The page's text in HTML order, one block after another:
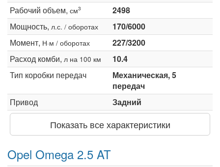
Рабочий объем, см3
2498
Мощность, л.с. / оборотах
170/6000
Момент, Н·м / оборотах
227/3200
Расход комби, л на 100 км
10.4
Тип коробки передач
Механическая, 5
передач
Привод
Задний
Показать все характеристики
Opel Omega 2.5 AT